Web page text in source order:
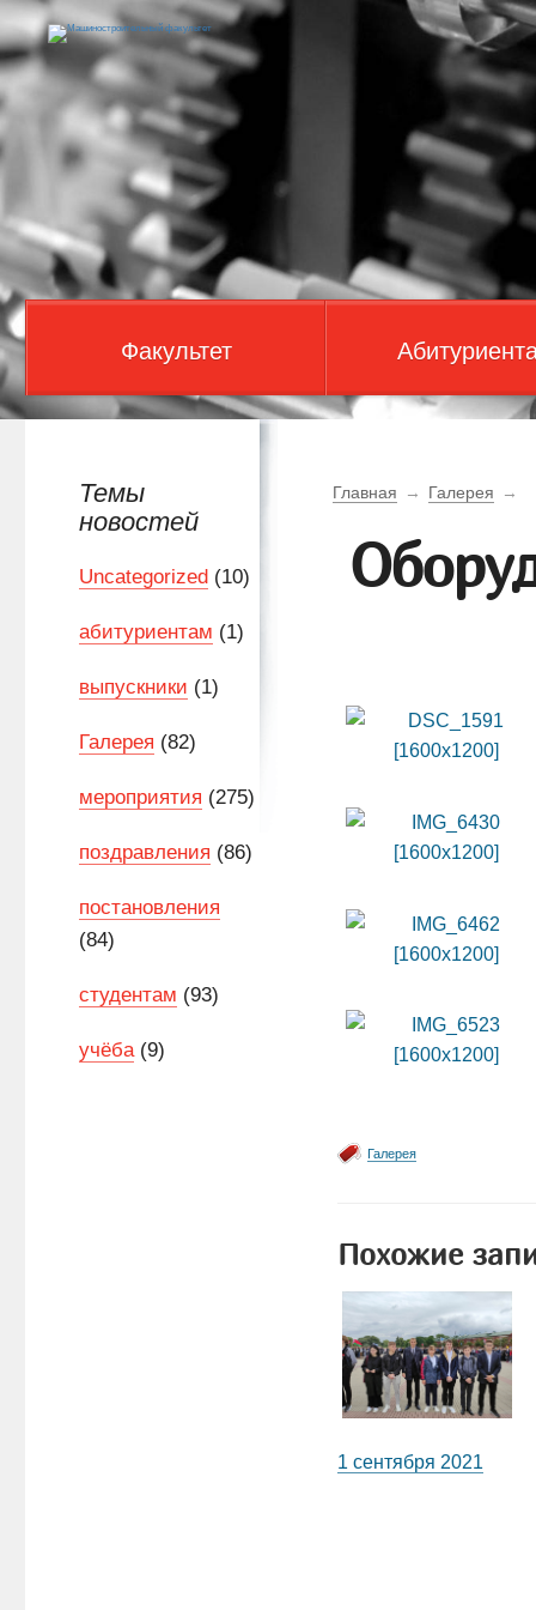
Факультет
Главная → Галерея →
Галерея
Похожие
1 сентября 2021
Темы
новостей
Uncategorized(10)
абитуриентам (1)
выпускники (1)
Галерея (82)
мероприятия (275)
поздравления (86)
постановления
(84)
студентам (93)
учёба(9)